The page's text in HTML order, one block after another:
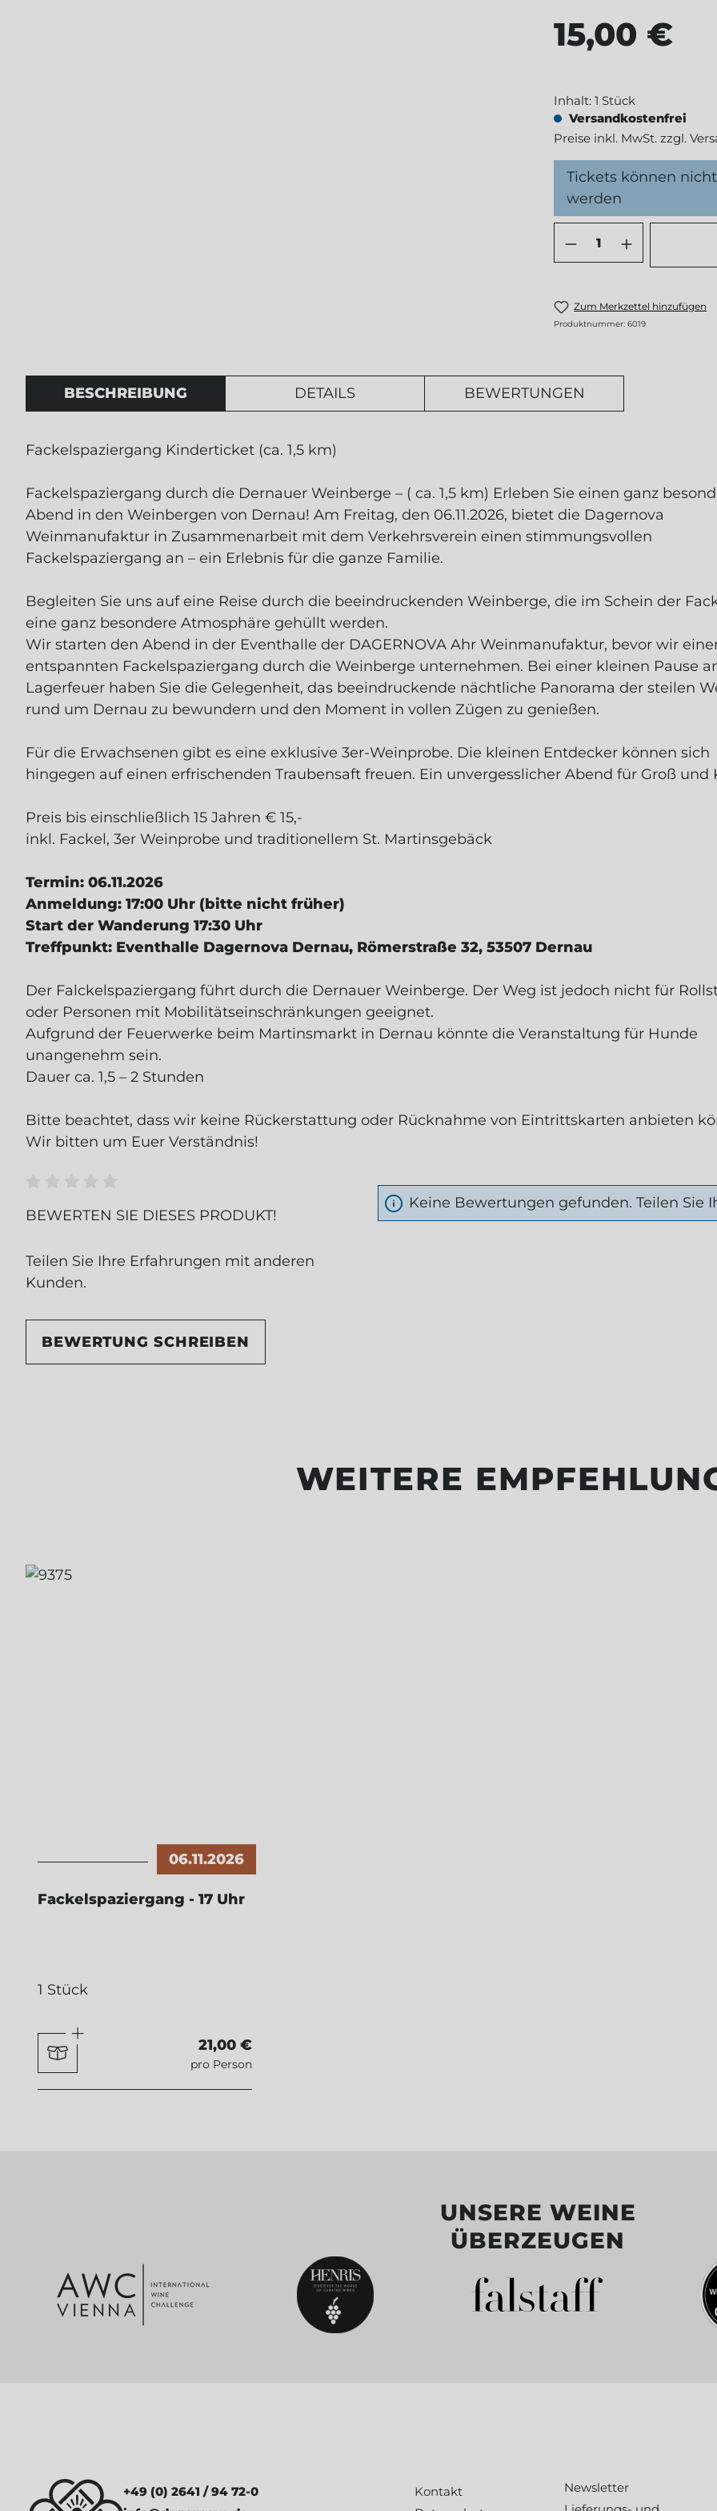
Regulärer Preis:
15,00 €
Inhalt: 1 Stück
Versandkostenfrei
Preise inkl. MwSt. zzgl.
Tickets können
werden
Produkt
Zum Merkzettel hinzufügen
Produktnummer: 6019
BESCHREIBUNG DETAILS BEWERTUNGEN
Fackelspaziergang Kinderticket (ca. 1,5 km)
Fackelspaziergang durch die Dernauer Weinberge – ( ca. 1,5 km) Erleben Sie einen ganz
Abend in den Weinbergen von Dernau! Am Freitag, den 06.11.2026, bietet die Dagernova
Weinmanufaktur in Zusammenarbeit mit dem Verkehrsverein einen stimmungsvollen
Fackelspaziergang an – ein Erlebnis für die ganze Familie.
Begleiten Sie uns auf eine Reise durch die beeindruckenden Weinberge, die im Schein der
eine ganz besondere Atmosphäre gehüllt werden.
Wir starten den Abend in der Eventhalle der DAGERNOVA Ahr Weinmanufaktur, bevor wir
entspannten Fackelspaziergang durch die Weinberge unternehmen. Bei einer kleinen Pause
Lagerfeuer haben Sie die Gelegenheit, das beeindruckende nächtliche Panorama der steilen
rund um Dernau zu bewundern und den Moment in vollen Zügen zu genießen.
Für die Erwachsenen gibt es eine exklusive 3er-Weinprobe. Die kleinen Entdecker können sich
hingegen auf einen erfrischenden Traubensaft freuen. Ein unvergesslicher Abend für Groß und
Preis bis einschließlich 15 Jahren € 15,-
inkl. Fackel, 3er Weinprobe und traditionellem St. Martinsgebäck
Termin: 06.11.2026
Anmeldung: 17:00 Uhr (bitte nicht früher)
Start der Wanderung 17:30 Uhr
Treffpunkt: Eventhalle Dagernova Dernau, Römerstraße 32, 53507 Dernau
Der Falckelspaziergang führt durch die Dernauer Weinberge. Der Weg ist jedoch nicht für
oder Personen mit Mobilitätseinschränkungen geeignet.
Aufgrund der Feuerwerke beim Martinsmarkt in Dernau könnte die Veranstaltung für Hunde
unangenehm sein.
Dauer ca. 1,5 – 2 Stunden
Bitte beachtet, dass wir keine Rückerstattung oder Rücknahme von Eintrittskarten anbieten
Wir bitten um Euer Verständnis!
Durchschnittliche Bewertung von 0 von 5 Sternen
BEWERTEN SIE DIESES PRODUKT!
Teilen Sie Ihre Erfahrungen mit anderen
Kunden.
BEWERTUNG SCHREIBEN
Keine Bewertungen gefunden. Teilen Sie
WEITERE
06.11.2026
Fackelspaziergang - 17 Uhr
1 Stück
21,00 €
pro Person
UNSERE WEINE
ÜBERZEUGEN
+49 (0) 2641 / 94 72-0
Kontakt
Newsletter
JETZT
ANMELDEN
Erhalte exklusive Angebote, Empfehlungen
und Einblicke in unsere Dagernova
Weinmanufaktur.
Dein 5 € Willkommensrabattgilt für alle
Ich möchte von Dagernova regelmäßig per E-Mail
Loading...